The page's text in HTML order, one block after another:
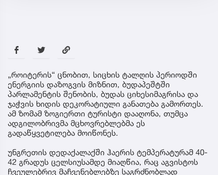
„როიტერის“ ცნობით, სიცხის ტალღის პერიოდში
ენერგიის დაზოგვის მიზნით, ბუდაპეშტში
პარლამენტის შენობის, ბუდას ციხესიმაგრისა და
ჯაჭვის ხიდის დეკორატიული განათება გამორთეს.
ამ ზომამ ზოგიერთი ტურისტი დააღონა, თუმცა
ადგილობრივმა მცხოვრებლებმა ეს
გადაწყვეტილება მოიწონეს.
უნგრეთის დედაქალაქში ჰაერის ტემპერატურამ 40-
42 გრადუს ცელსიუსამდე მიაღწია, რაც აგვისტოს
ჩვეულებრივ მაჩვენებლებზე საგრძნობლად